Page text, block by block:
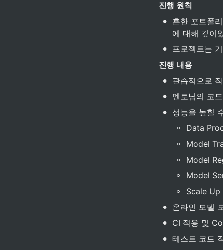
진행 원칙
•
흔한 포트폴
에 대해 깊이
•
프로젝트는
진행 내용
• 관습적으로
• 멘토님의 코
• 성능을 높힐
◦ Data
◦ Model
◦ Model
◦ Model
◦ Scale Up
• 온라인 모델
• CI 적용 및
• 테스트 코드